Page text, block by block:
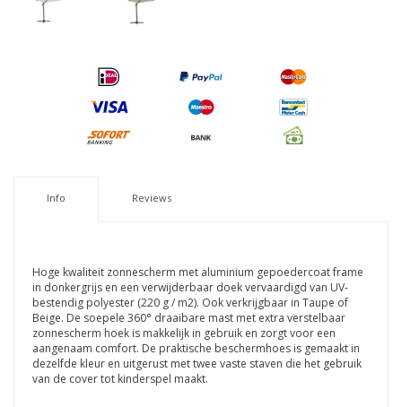
Info Reviews
Hoge kwaliteit zonnescherm met aluminium gepoedercoat frame
in donkergrijs en een verwijderbaar doek vervaardigd van UV-
bestendig polyester (220 g / m2). Ook verkrijgbaar in Taupe of
Beige. De soepele 360° draaibare mast met extra verstelbaar
zonnescherm hoek is makkelijk in gebruik en zorgt voor een
aangenaam comfort. De praktische beschermhoes is gemaakt in
dezelfde kleur en uitgerust met twee vaste staven die het gebruik
van de cover tot kinderspel maakt.